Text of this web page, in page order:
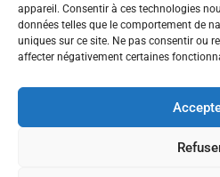
appareil. Consentir à ces technologies
données telles que le comportement de
uniques sur ce site. Ne pas consentir ou
affecter négativement certaines
•